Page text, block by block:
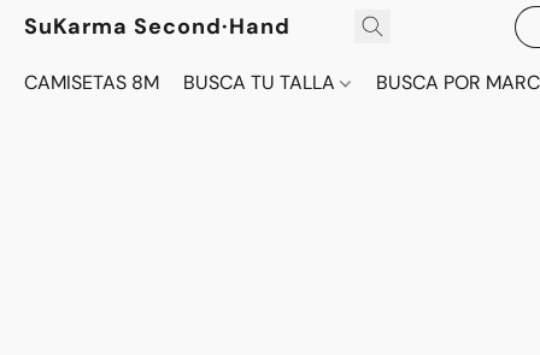
SuKarma Second·Hand
CAMISETAS 8M BUSCA TU TALLA BUSCA POR